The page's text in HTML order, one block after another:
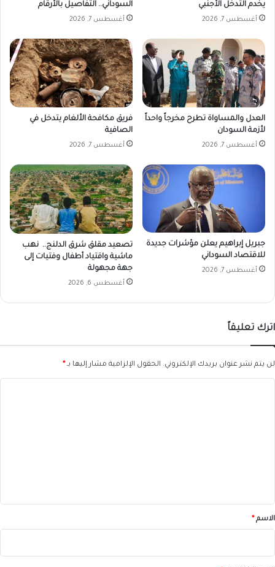
يخدم التدخل الأجنبي
أغسطس 7, 2026
السوداني.. التفاصيل بالأرقام
أغسطس 7, 2026
العدل والمساواة تطرح مخرجاً واحداً
لأزمة السودان
أغسطس 7, 2026
فريق مكافحة الألغام يتدخل في
الصافية
أغسطس 7, 2026
جبريل إبراهيم يعلن مؤشرات جديدة
للاقتصاد السوداني
أغسطس 7, 2026
تصعيد مقلق شرق الدلنج.. نهب
ماشية واقتياد أطفال وفتيات إلى
جهة مجهولة
أغسطس 6, 2026
اترك تعليقاً
لن يتم نشر عنوان بريدك الإلكتروني. الحقول الإلزامية مشار إليها بـ *
*الاسم *